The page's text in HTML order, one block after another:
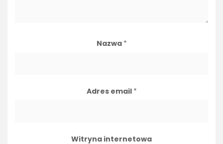
Nazwa *
Adres email *
Witryna internetowa